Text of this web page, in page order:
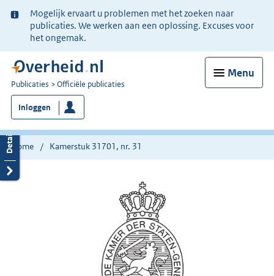
Ter
informatie:
Mogelijk ervaart u problemen met het zoeken naar
publicaties. We werken aan een oplossing. Excuses voor
het ongemak.
Menu
U
bent
nu
hier:
Publicaties Officiële publicaties
Inloggen
Home Kamerstuk 31701, nr. 31